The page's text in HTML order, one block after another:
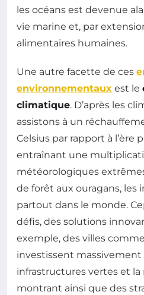
les océans est devenue
vie marine et, par
alimentaires humaines.
Une autre facette de ces
environnementaux est le
climatique. D’après les
assistons à un
Celsius par rapport à l’ère
entraînant une
météorologiques
de forêt aux ouragans, les
partout dans le monde.
défis, des solutions
exemple, des villes
investissent massivement
infrastructures vertes et
montrant ainsi que des